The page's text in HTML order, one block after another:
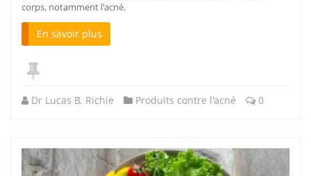
corps, notamment l'acné.
En savoir plus
Dr Lucas B. Richie Produits contre l'acné 0